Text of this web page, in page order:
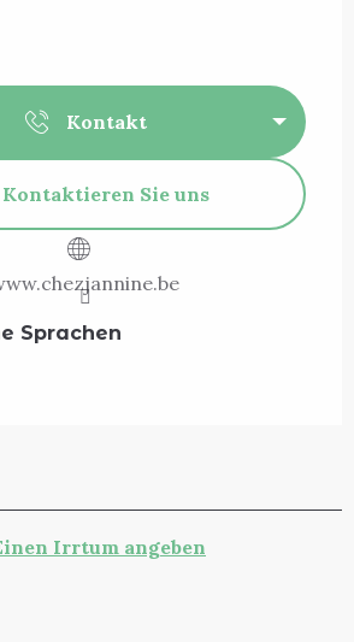
Kontakt
Kontaktieren Sie uns
Sprachen
Sprachen
Irrtum angeben